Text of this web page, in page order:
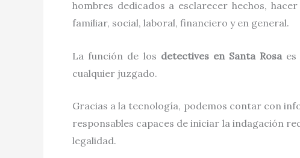
hombres dedicados a esclarecer hechos,
familiar, social, laboral, financiero y en general.
La función de los detectives en Santa Rosa
cualquier juzgado.
Gracias a la tecnología, podemos contar con
responsables capaces de iniciar la indagación
legalidad.